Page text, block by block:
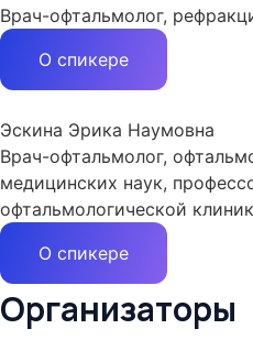
Врач-офтальмолог,
О спикере
Эскина Эрика Наумовна
Врач-офтальмолог,
медицинских наук,
офтальмологической
О спикере
Организаторы